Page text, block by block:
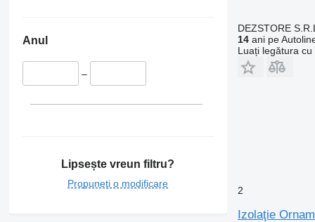
Anul
–
Lipsește vreun filtru?
Propuneți o modificare
DEZSTORE S.R.L.
14ani pe
Luați legătura
2
Izolaţie